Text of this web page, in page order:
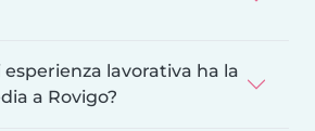
lavorativa ha la
a Rovigo?